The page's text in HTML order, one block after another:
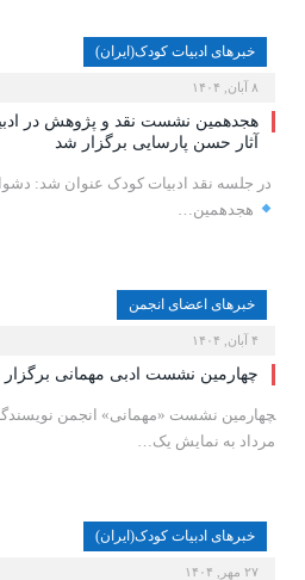
خبرهای ادبیات کودک(ایران)
۸ آبان, ۱۴۰۴
هجدهمین نشست نقد و پژوهش در
آثار حسن پارسایی برگزار شد
در جلسه نقد ادبیات کودک عنوان شد:
هجدهمین…
خبرهای اعضای انجمن
۴ آبان, ۱۴۰۴
چهارمین نشست ادبی مهمانی
مرداد به نمایش یک…
خبرهای ادبیات کودک(ایران)
۲۷ مهر, ۱۴۰۴